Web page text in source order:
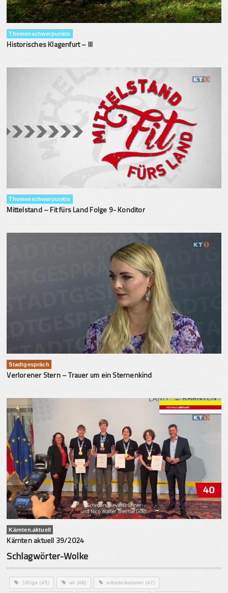
Themenschwerpunkte
Historisches Klagenfurt – III
Themenschwerpunkte
Mittelstand – Fit fürs Land Folge 9- Konditor
Stadtgespräch
Verlorener Stern – Trauer um ein Sternenkind
Kärnten.aktuell
Kärnten aktuell 39/2024
Schlagwörter-Wolke
180ga (45) ak (48) arbeiterkammer (47)